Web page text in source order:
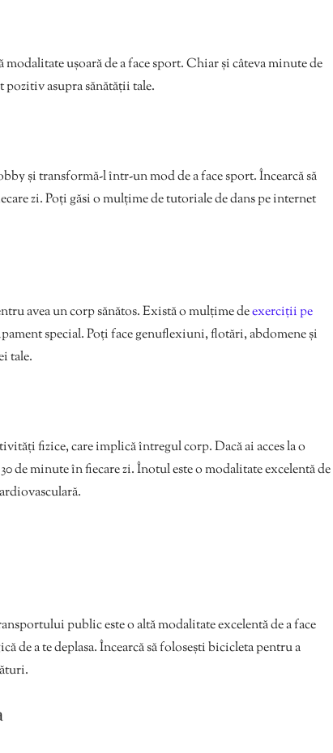
ușoară de a face sport. Chiar și câteva minute de
pozitiv asupra sănătății tale.
și transformă-l într-un mod de a face sport. Încearcă să
zi. Poți găsi o mulțime de tutoriale de dans pe internet
avea un corp sănătos. Există o mulțime deexerciții pe
special. Poți face genuflexiuni, flotări, abdomene și
tale.
fizice, care implică întregul corp. Dacă ai acces la o
de minute în fiecare zi. Înotul este o modalitate excelentă de
public este o altă modalitate excelentă de a face
de a te deplasa. Încearcă să folosești bicicleta pentru a